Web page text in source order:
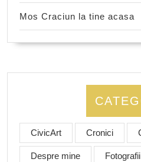
Mos Craciun la tine acasa
CivicArt Cronici
Despre mine Fotografii